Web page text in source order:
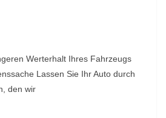
Werterhalt Ihres Fahrzeugs
Lassen Sie Ihr Auto durch
den wir